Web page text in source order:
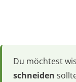
Du möchtest
schneiden